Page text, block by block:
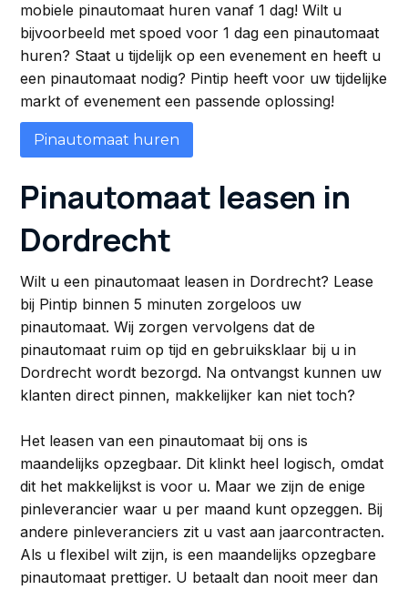
mobiele pinautomaat huren vanaf 1 dag! Wilt u
bijvoorbeeld met spoed voor 1 dag een pinautomaat
huren? Staat u tijdelijk op een evenement en heeft u
een pinautomaat nodig? Pintip heeft voor uw tijdelijke
markt of evenement een passende oplossing!
Pinautomaat huren
Pinautomaat leasen in
Dordrecht
Wilt u een pinautomaat leasen in Dordrecht? Lease
bij Pintip binnen 5 minuten zorgeloos uw
pinautomaat. Wij zorgen vervolgens dat de
pinautomaat ruim op tijd en gebruiksklaar bij u in
Dordrecht wordt bezorgd. Na ontvangst kunnen uw
klanten direct pinnen, makkelijker kan niet toch?
Het leasen van een pinautomaat bij ons is
maandelijks opzegbaar. Dit klinkt heel logisch, omdat
dit het makkelijkst is voor u. Maar we zijn de enige
pinleverancier waar u per maand kunt opzeggen. Bij
andere pinleveranciers zit u vast aan jaarcontracten.
Als u flexibel wilt zijn, is een maandelijks opzegbare
pinautomaat prettiger. U betaalt dan nooit meer dan